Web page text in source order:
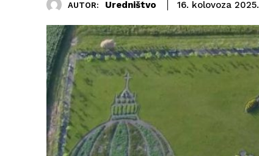
AUTOR: Uredništvo 16. kolovoza 2025.